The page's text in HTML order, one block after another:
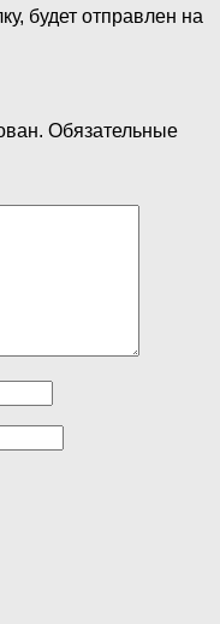
будет отправлен на
Обязательные